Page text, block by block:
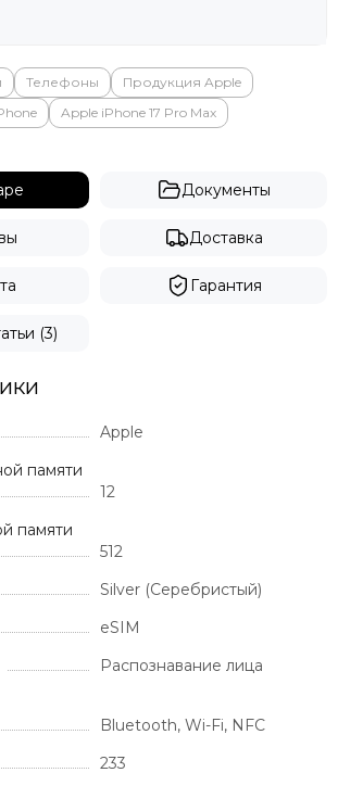
Телефоны
Продукция Apple
Apple iPhone 17 Pro Max
Документы
Доставка
Гарантия
(3)
Apple
памяти
12
памяти
512
Silver (Серебристый)
eSIM
Распознавание лица
Bluetooth, Wi-Fi, NFC
233